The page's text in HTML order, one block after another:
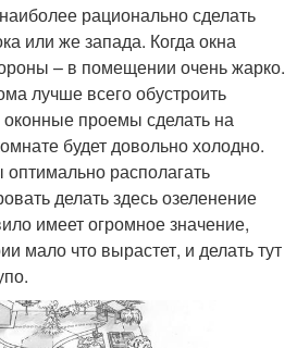
рационально сделать
или же запада. Когда окна
– в помещении очень жарко.
лучше всего обустроить
проемы сделать на
будет довольно холодно.
располагать
делать здесь озеленение
имеет огромное значение,
мало что вырастет, и делать тут